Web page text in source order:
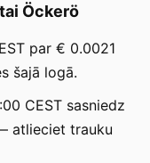
Öckerö
par € 0.0021
šajā logā.
CEST sasniedz
atlieciet trauku